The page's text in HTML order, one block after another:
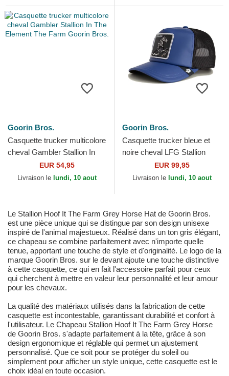
Goorin Bros.
Casquette trucker multicolore
cheval Gambler Stallion In
The Element The Farm
Goorin Bros.
EUR 54,95
Livraison le lundi, 10 aout
Goorin Bros.
Casquette trucker bleue et
noire cheval LFG Stallion
Pre-Game Seasonal The
Farm Goorin Bros.
EUR 99,95
Livraison le lundi, 10 aout
Le Stallion Hoof It The Farm Grey Horse Hat de Goorin Bros.
est une pièce unique qui se distingue par son design unisexe
inspiré de l'animal majestueux. Réalisé dans un ton gris élégant,
ce chapeau se combine parfaitement avec n'importe quelle
tenue, apportant une touche de style et d'originalité. Le logo de la
marque Goorin Bros. sur le devant ajoute une touche distinctive
à cette casquette, ce qui en fait l'accessoire parfait pour ceux
qui cherchent à mettre en valeur leur personnalité et leur amour
pour les chevaux.
La qualité des matériaux utilisés dans la fabrication de cette
casquette est incontestable, garantissant durabilité et confort à
l'utilisateur. Le Chapeau Stallion Hoof It The Farm Grey Horse
de Goorin Bros. s'adapte parfaitement à la tête, grâce à son
design ergonomique et réglable qui permet un ajustement
personnalisé. Que ce soit pour se protéger du soleil ou
simplement pour afficher un style unique, cette casquette est le
choix idéal en toute occasion.